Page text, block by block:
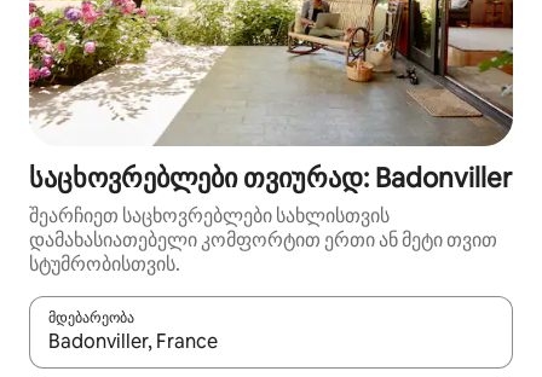
საცხოვრებლები თვიურად: Badonviller
შეარჩიეთ საცხოვრებლები სახლისთვის
დამახასიათებელი კომფორტით ერთი ან მეტი თვით
სტუმრობისთვის.
მდებარეობა
როცა შედეგები ხელმისაწვდომი გახდება, ნავიგაციისთვის